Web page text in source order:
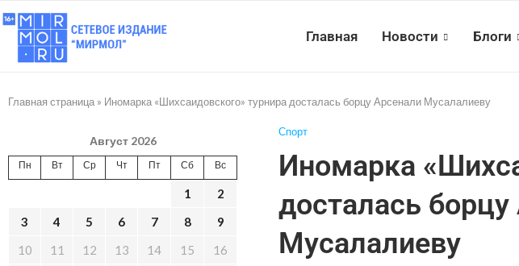
Главная Новости Блоги
Главная страница » Иномарка «Шихсаидовского» турнира досталась борцу Арсенали Мусалалиеву
Спорт
Иномарка
досталась
Мусалалиеву
Август 2026
Пн Вт Ср Чт Пт Сб Вс
1
2
3
4 5 6 7 8
9
10
11 12 13 14 15
16